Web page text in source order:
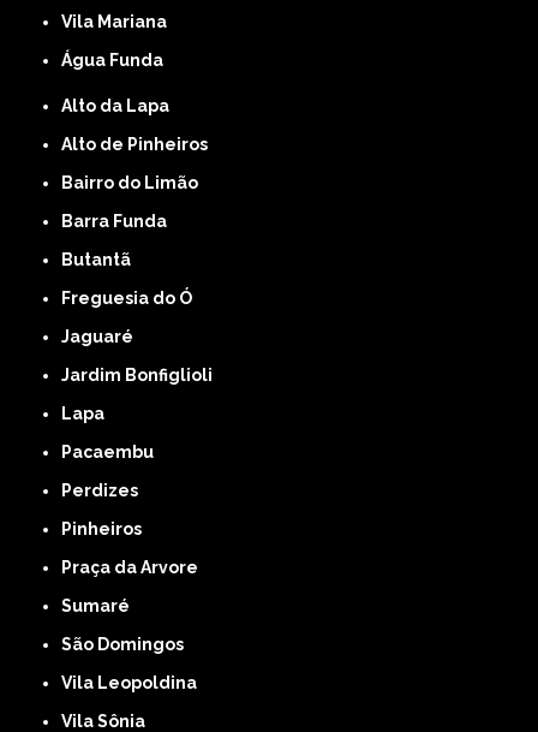
Vila Mariana
Água Funda
Alto da Lapa
Alto de Pinheiros
Bairro do Limão
Barra Funda
Butantã
Freguesia do Ó
Jaguaré
Jardim Bonfiglioli
Lapa
Pacaembu
Perdizes
Pinheiros
Praça da Arvore
Sumaré
São Domingos
Vila Leopoldina
Vila Sônia